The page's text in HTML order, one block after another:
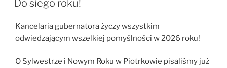
Do siego roku!
Kancelaria gubernatora życzy wszystkim
odwiedzającym wszelkiej pomyślności w 2026 roku!
O Sylwestrze i Nowym Roku w Piotrkowie pisaliśmy już